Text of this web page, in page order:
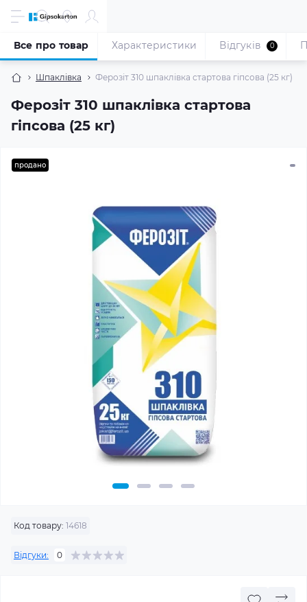
Шпаклівка Ферозіт 310 шпаклівка стартова гіпсова (25 кг)
Ферозіт 310 шпаклівка стартова
гіпсова (25 кг)
Все про товар Характеристики Відгуків 0
продано
Код товару: 14618
Відгуки: 0